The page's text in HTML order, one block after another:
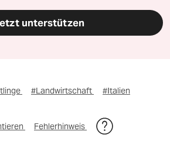
unterstützen
#Landwirtschaft #Italien
Fehlerhinweis